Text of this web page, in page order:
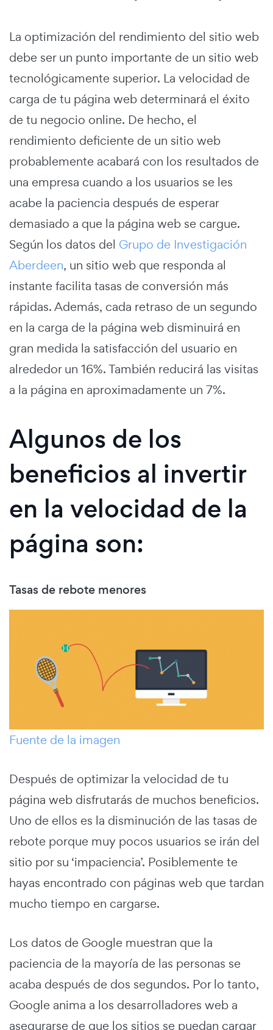
La optimización del rendimiento del sitio web
debe ser un punto importante de un sitio web
tecnológicamente superior. La velocidad de
carga de tu página web determinará el éxito
de tu negocio online. De hecho, el
rendimiento deficiente de un sitio web
probablemente acabará con los resultados de
una empresa cuando a los usuarios se les
acabe la paciencia después de esperar
demasiado a que la página web se cargue.
Según los datos del Grupo de Investigación
Aberdeen, un sitio web que responda al
instante facilita tasas de conversión más
rápidas. Además, cada retraso de un segundo
en la carga de la página web disminuirá en
gran medida la satisfacción del usuario en
alrededor un 16%. También reducirá las visitas
a la página en aproximadamente un 7%.
Algunos de los
beneficios al invertir
en la velocidad de la
página son:
Tasas de rebote menores
Fuente de la imagen
Después de optimizar la velocidad de tu
página web disfrutarás de muchos beneficios.
Uno de ellos es la disminución de las tasas de
rebote porque muy pocos usuarios se irán del
sitio por su ‘impaciencia’. Posiblemente te
hayas encontrado con páginas web que tardan
mucho tiempo en cargarse.
Los datos de Google muestran que la
paciencia de la mayoría de las personas se
acaba después de dos segundos. Por lo tanto,
Google anima a los desarrolladores web a
asegurarse de que los sitios se puedan cargar